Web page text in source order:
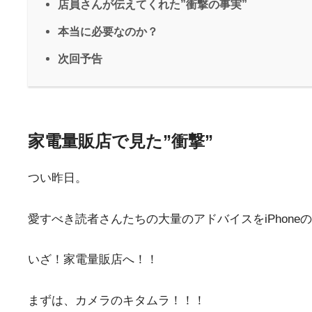
店員さんが伝えてくれた”衝撃の事実”
本当に必要なのか？
次回予告
家電量販店で見た”衝撃”
つい昨日。
愛すべき読者さんたちの大量のアドバイスをiPhone
いざ！家電量販店へ！！
まずは、カメラのキタムラ！！！